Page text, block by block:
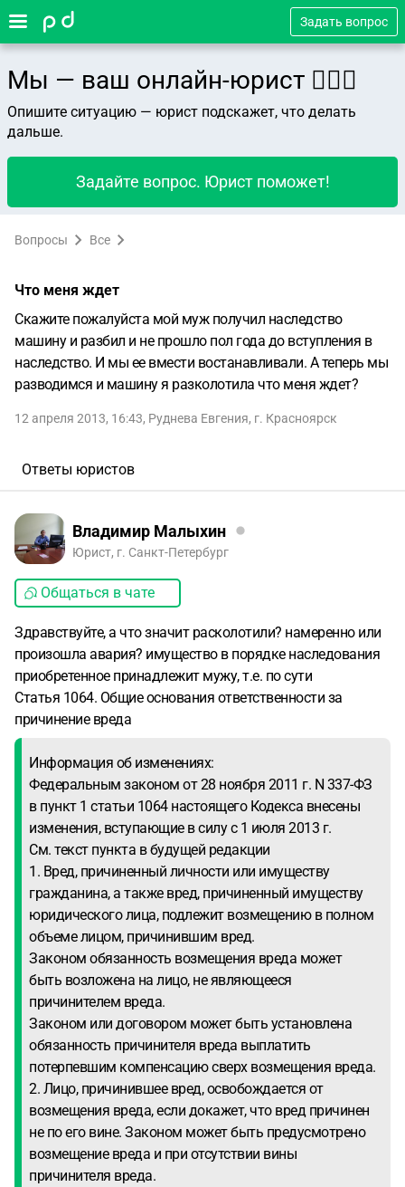
Задать вопрос
Мы — ваш онлайн-юрист 👨🏻‍⚖️
Опишите ситуацию — юрист подскажет, что делать
дальше.
Задайте вопрос. Юрист поможет!
Вопросы Все
Что меня ждет
Скажите пожалуйста мой муж получил наследство
машину и разбил и не прошло пол года до вступления в
наследство. И мы ее вмести востанавливали. А теперь мы
разводимся и машину я разколотила что меня ждет?
12 апреля 2013, 16:43, Руднева Евгения, г. Красноярск
Ответы юристов
Владимир Малыхин
Юрист, г. Санкт-Петербург
Общаться в чате
Здравствуйте, а что значит расколотили? намеренно или
произошла авария? имущество в порядке наследования
приобретенное принадлежит мужу, т.е. по сути
Статья 1064. Общие основания ответственности за
причинение вреда
Информация об изменениях:
Федеральным законом от 28 ноября 2011 г. N 337-ФЗ
в пункт 1 статьи 1064 настоящего Кодекса внесены
изменения, вступающие в силу с 1 июля 2013 г.
См. текст пункта в будущей редакции
1. Вред, причиненный личности или имуществу
гражданина, а также вред, причиненный имуществу
юридического лица, подлежит возмещению в полном
объеме лицом, причинившим вред.
Законом обязанность возмещения вреда может
быть возложена на лицо, не являющееся
причинителем вреда.
Законом или договором может быть установлена
обязанность причинителя вреда выплатить
потерпевшим компенсацию сверх возмещения вреда.
2. Лицо, причинившее вред, освобождается от
возмещения вреда, если докажет, что вред причинен
не по его вине. Законом может быть предусмотрено
возмещение вреда и при отсутствии вины
причинителя вреда.